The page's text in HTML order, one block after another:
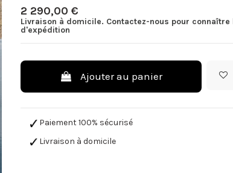
2 290,00 €
Livraison à domicile. Contactez-nous pour
d'expédition
Ajouter au panier
Paiement 100% sécurisé
Livraison à domicile